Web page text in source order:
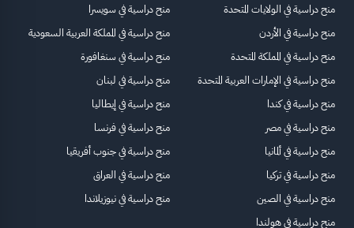
منح دراسية في الولايات المتحدة
منح دراسية في الأردن
منح دراسية في المملكة المتحدة
منح دراسية في الإمارات العربية المتحدة
منح دراسية في كندا
منح دراسية في مصر
منح دراسية في ألمانيا
منح دراسية في تركيا
منح دراسية في الصين
منح دراسية في هولندا
منح دراسية في سويسرا
منح دراسية في المملكة العربية السعودية
منح دراسية في سنغافورة
منح دراسية في لبنان
منح دراسية في إيطاليا
منح دراسية في فرنسا
منح دراسية في جنوب أفريقيا
منح دراسية في العراق
منح دراسية في نيوزيلاندا